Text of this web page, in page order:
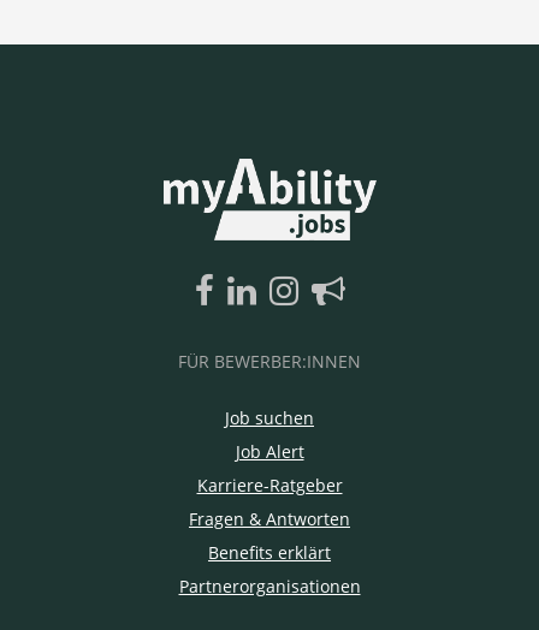
FÜR BEWERBER:INNEN
Job suchen
Job Alert
Karriere-Ratgeber
Fragen & Antworten
Benefits erklärt
Partnerorganisationen